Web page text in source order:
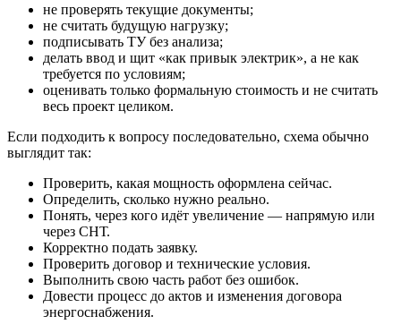
не проверять текущие документы;
не считать будущую нагрузку;
подписывать ТУ без анализа;
делать ввод и щит «как привык электрик», а не как
требуется по условиям;
оценивать только формальную стоимость и не считать
весь проект целиком.
Если подходить к вопросу последовательно, схема обычно
выглядит так:
Проверить, какая мощность оформлена сейчас.
Определить, сколько нужно реально.
Понять, через кого идёт увеличение — напрямую или
через СНТ.
Корректно подать заявку.
Проверить договор и технические условия.
Выполнить свою часть работ без ошибок.
Довести процесс до актов и изменения договора
энергоснабжения.